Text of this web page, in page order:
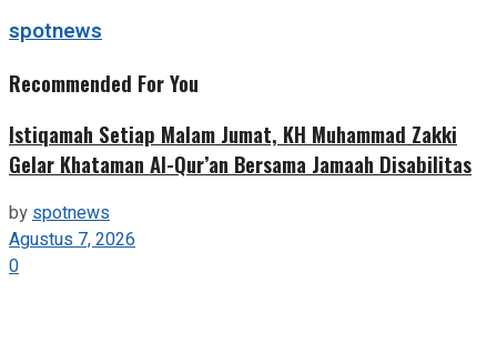
spotnews
Recommended For You
Istiqamah Setiap Malam Jumat, KH Muhammad Zakki
Gelar Khataman Al-Qur’an Bersama Jamaah Disabilitas
by spotnews
Agustus 7, 2026
0